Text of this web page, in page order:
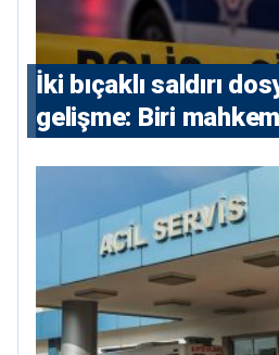
İki bıçaklı saldırı
gelişme: Biri